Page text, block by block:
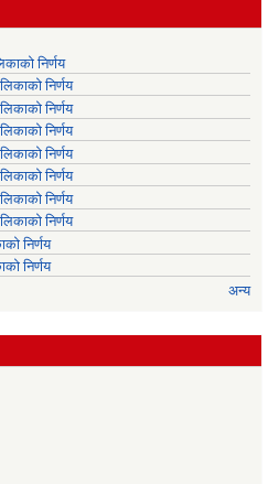
निर्णय
निर्णय
निर्णय
निर्णय
निर्णय
निर्णय
निर्णय
निर्णय
निर्णय
निर्णय
अन्य